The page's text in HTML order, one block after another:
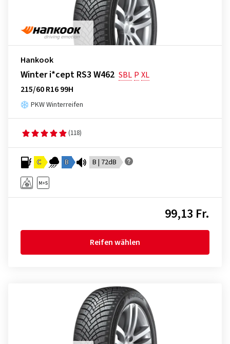
Hankook
Winter i*cept RS3 W462 SBL P XL
215/60 R16 99H
PKW Winterreifen
(118)
C B B | 72dB
99,13 Fr.
Reifen wählen